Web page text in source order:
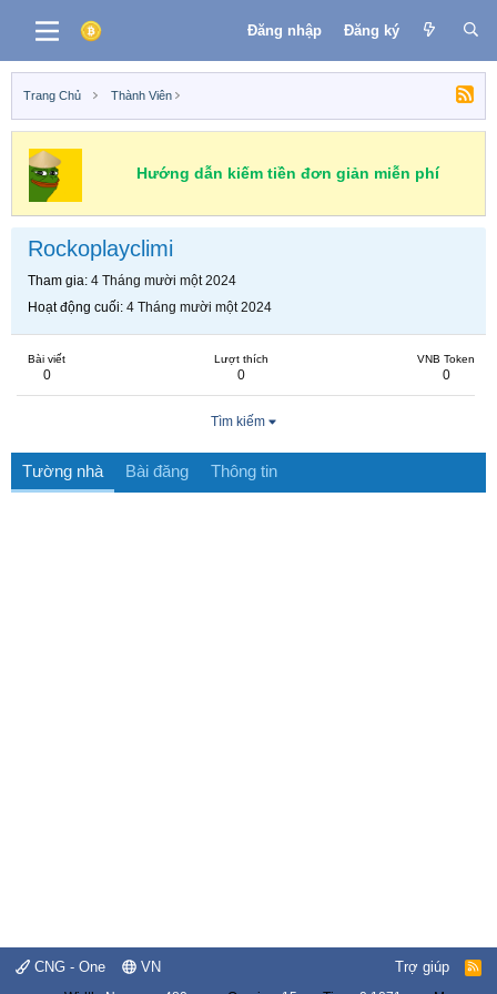
Đăng nhập Đăng ký
Trang Chủ Thành Viên
Hướng dẫn kiếm tiền đơn giản miễn phí
Rockoplayclimi
Tham gia 4 Tháng mười một 2024
Hoạt động cuối 4 Tháng mười một 2024
Bài viết
0
Lượt thích
0
VNB Token
0
Tìm kiếm
Tường nhà Bài đăng Thông tin
CNG - One VN Trợ giúp
R